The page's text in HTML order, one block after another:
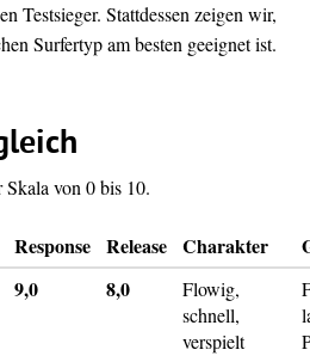
Testsieger. Stattdessen zeigen wir,
Surfertyp am besten geeignet ist.
von 0 bis 10.
Response Release Charakter
9,0 8,0
Flowig,
schnell,
verspielt